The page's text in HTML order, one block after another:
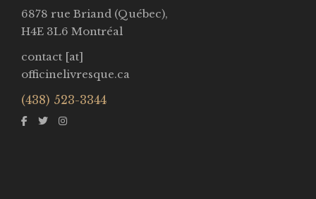
6878 rue Briand (Québec),
H4E 3L6 Montréal
contact [at]
officinelivresque.ca
(438) 523-3344